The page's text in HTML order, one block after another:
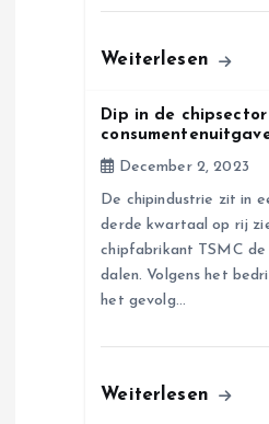
Weiterlesen
Dip in de
December 2, 2023
De chipindustrie zit in
derde kwartaal op rij
chipfabrikant TSMC de
dalen. Volgens het
het gevolg…
Weiterlesen